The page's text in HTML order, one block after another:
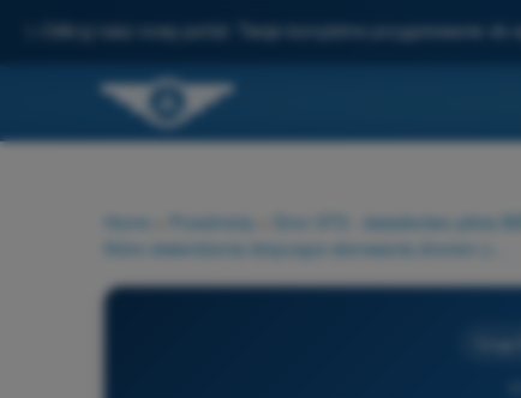
Odkryj nasz nowy portal: Twoje kompletne przygotowanie do
Home Przedmioty Dron STS - świadectwo pilota